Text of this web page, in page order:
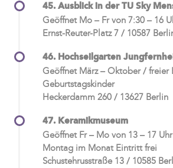
45. Ausblick in der TU Sky
Geöffnet Mo – Fr von 7:30 – 16
Ernst-Reuter-Platz 7 / 10587
46. Hochseilgarten
Geöffnet März – Oktober / freier
Geburtstagskinder
Heckerdamm 260 / 13627 Berlin
47. Keramikmuseum
Geöffnet Fr – Mo von 13 – 17
Montag im Monat Eintritt frei
Schustehrusstraße 13 / 10585